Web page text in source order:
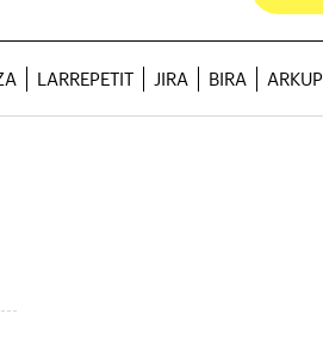
LARREPETIT JIRA BIRA